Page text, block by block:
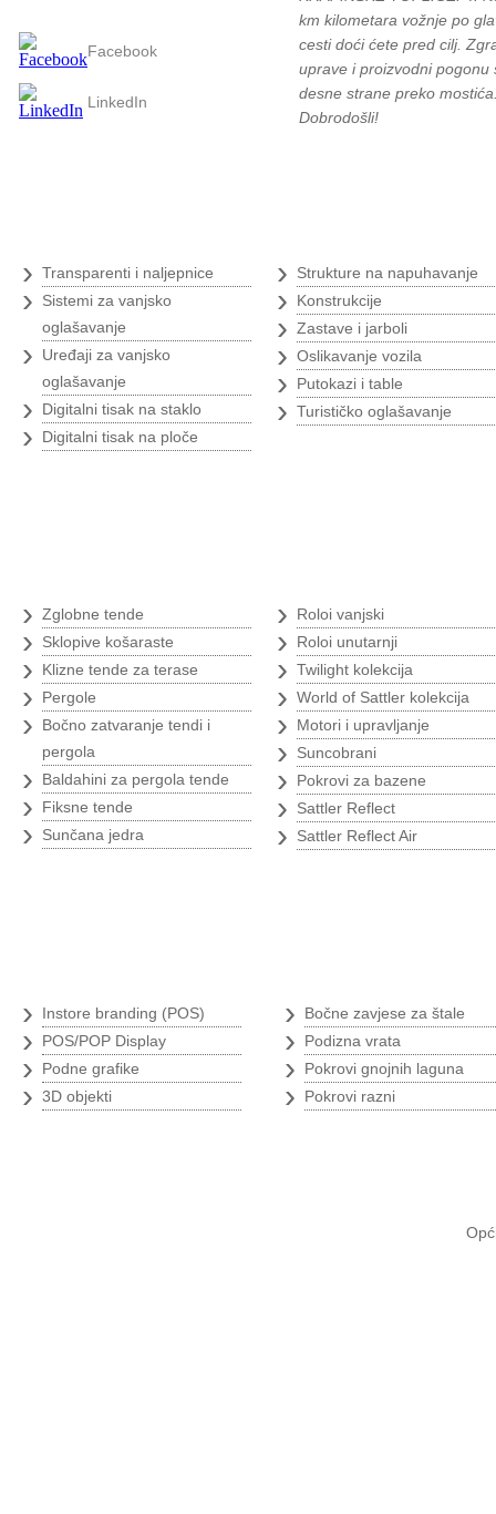
km kilometara vožnje po
cesti doći ćete pred cilj.
uprave i proizvodni pogonu
desne strane preko
Dobrodošli!
Facebook
LinkedIn
› Transparenti i naljepnice
›
Sistemi za vanjsko
oglašavanje
›
Uređaji za vanjsko
oglašavanje
› Digitalni tisak na staklo
› Digitalni tisak na ploče
› Strukture na napuhavanje
› Konstrukcije
› Zastave i jarboli
› Oslikavanje vozila
› Putokazi i table
› Turističko oglašavanje
› Zglobne tende
› Sklopive košaraste
› Klizne tende za terase
› Pergole
›
Bočno zatvaranje tendi i
pergola
› Baldahini za pergola tende
› Fiksne tende
› Sunčana jedra
› Roloi vanjski
› Roloi unutarnji
› Twilight kolekcija
› World of Sattler kolekcija
› Motori i upravljanje
› Suncobrani
› Pokrovi za bazene
› Sattler Reflect
› Sattler Reflect Air
› Instore branding (POS)
› POS/POP Display
› Podne grafike
› 3D objekti
› Bočne zavjese za štale
› Podizna vrata
› Pokrovi gnojnih laguna
› Pokrovi razni